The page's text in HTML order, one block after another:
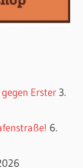
Erster 3.
6.